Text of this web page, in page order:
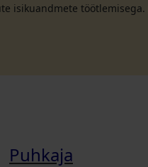
isikuandmete töötlemisega.
Puhkaja